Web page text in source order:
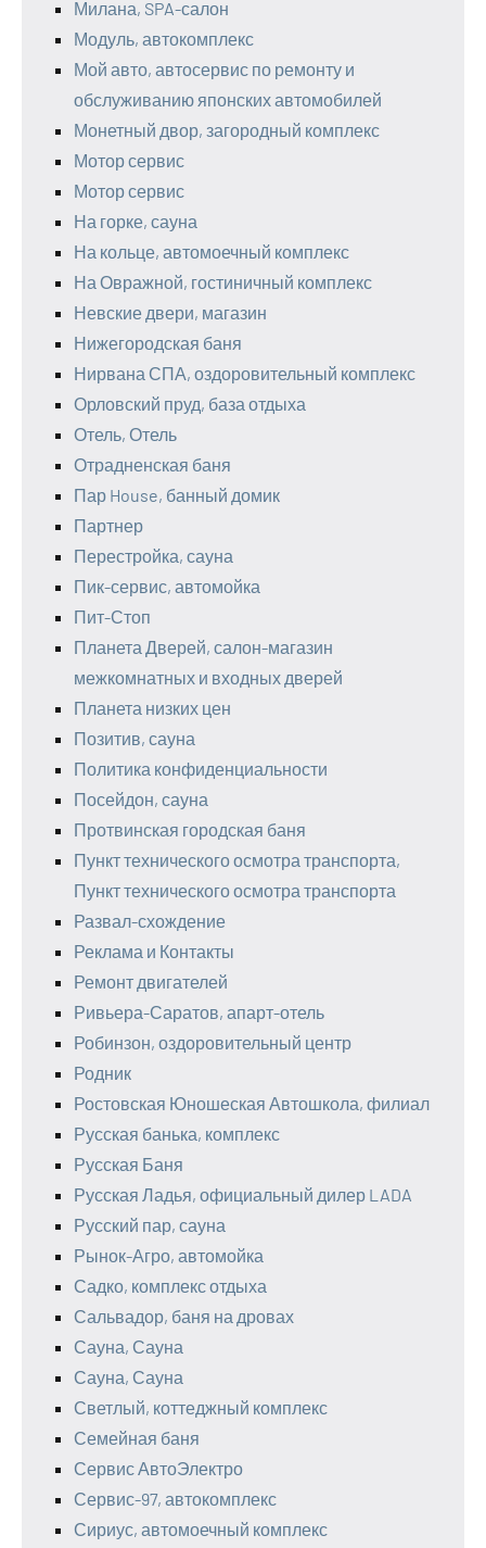
Милана, SPA-салон
Модуль, автокомплекс
Мой авто, автосервис по ремонту и
обслуживанию японских автомобилей
Монетный двор, загородный комплекс
Мотор сервис
Мотор сервис
На горке, сауна
На кольце, автомоечный комплекс
На Овражной, гостиничный комплекс
Невские двери, магазин
Нижегородская баня
Нирвана СПА, оздоровительный комплекс
Орловский пруд, база отдыха
Отель, Отель
Отрадненская баня
Пар House, банный домик
Партнер
Перестройка, сауна
Пик-сервис, автомойка
Пит-Стоп
Планета Дверей, салон-магазин
межкомнатных и входных дверей
Планета низких цен
Позитив, сауна
Политика конфиденциальности
Посейдон, сауна
Протвинская городская баня
Пункт технического осмотра транспорта,
Пункт технического осмотра транспорта
Развал-схождение
Реклама и Контакты
Ремонт двигателей
Ривьера-Саратов, апарт-отель
Робинзон, оздоровительный центр
Родник
Ростовская Юношеская Автошкола, филиал
Русская банька, комплекс
Русская Баня
Русская Ладья, официальный дилер LADA
Русский пар, сауна
Рынок-Агро, автомойка
Садко, комплекс отдыха
Сальвадор, баня на дровах
Сауна, Сауна
Сауна, Сауна
Светлый, коттеджный комплекс
Семейная баня
Сервис АвтоЭлектро
Сервис-97, автокомплекс
Сириус, автомоечный комплекс